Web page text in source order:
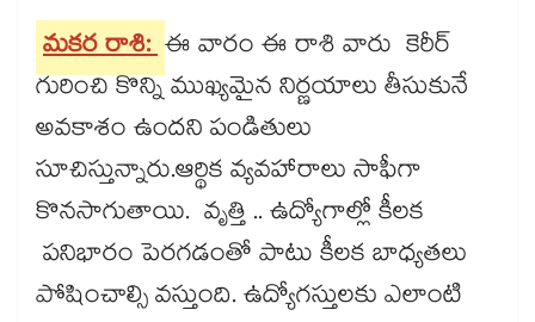
మకర రాశి:ఈ వారం ఈ రాశి వారు కెరీర్
గురించి కొన్ని ముఖ్యమైన నిర్ణయాలు తీసుకునే
అవకాశం ఉందని పండితులు
సూచిస్తున్నారు.ఆర్థిక వ్యవహారాలు సాఫీగా
కొనసాగుతాయి. వృత్తి .. ఉద్యోగాల్లో కీలక
పనిభారం పెరగడంతో పాటు కీలక బాధ్యతలు
పోషించాల్సి వస్తుంది. ఉద్యోగస్తులకు ఎలాంటి